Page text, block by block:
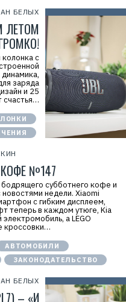
БЕЛЫХ
ЛЕТОМ
с
заряда
и 25
счастья…
№147
субботнего кофе и
новостями недели. Xiaomi
с гибким дисплеем,
теперь в каждом утюге, Kia
а LEGO
кроссовки…
АВТОМОБИЛИ
ЗАКОНОДАТЕЛЬСТВО
БЕЛЫХ
– «И